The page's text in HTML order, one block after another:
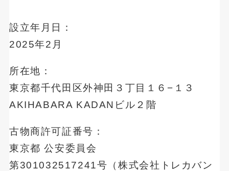
設立年月日：
2025年2月
所在地：
東京都千代田区外神田３丁目１６−１３
AKIHABARA KADANビル２階
古物商許可証番号：
東京都 公安委員会
第301032517241号（株式会社トレカバン